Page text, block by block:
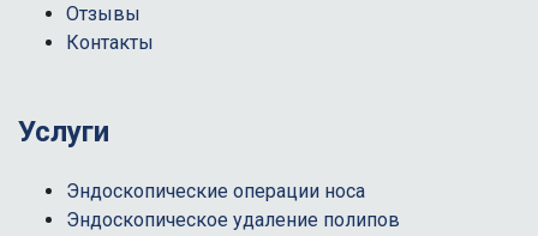
Отзывы
Контакты
Услуги
Эндоскопические операции носа
Эндоскопическое удаление полипов